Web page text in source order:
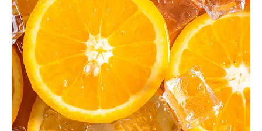
KONTAKTIEREN SIE UNS!